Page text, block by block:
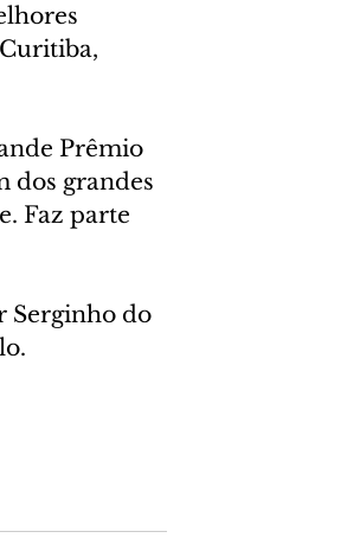
Prêmio
dos grandes
Faz parte
Serginho do